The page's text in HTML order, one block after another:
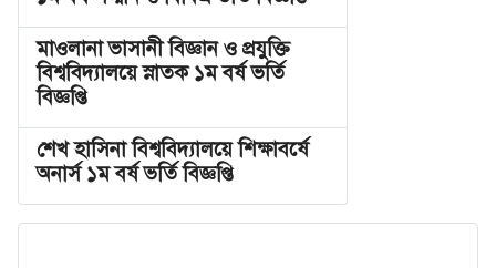
মাওলানা ভাসানী বিজ্ঞান ও প্রযুক্তি
বিশ্ববিদ্যালয়ে স্নাতক ১ম বর্ষ ভর্তি
বিজ্ঞপ্তি
শেখ হাসিনা বিশ্ববিদ্যালয়ে শিক্ষাবর্ষে
অনার্স ১ম বর্ষ ভর্তি বিজ্ঞপ্তি